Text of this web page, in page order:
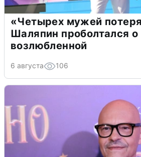
«Четырех мужей
Шаляпин проболтался о
возлюбленной
6 августа 106